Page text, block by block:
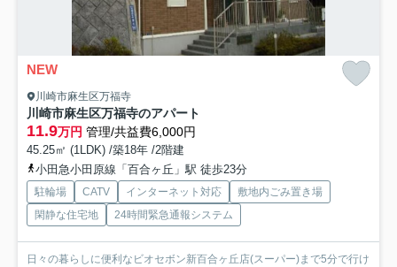
NEW
川崎市麻生区万福寺
川崎市麻生区万福寺のアパート
11.9万円 管理/共益費6,000円
45.25㎡ (1LDK) /築18年 /2階建
小田急小田原線「百合ヶ丘」駅 徒歩23分
駐輪場 CATV インターネット対応
敷地内ごみ置き場
閑静な住宅地
24時間緊急通報システム
日々の暮らしに便利なビオセボン新百合ヶ丘店(スーパー)まで5分で行け